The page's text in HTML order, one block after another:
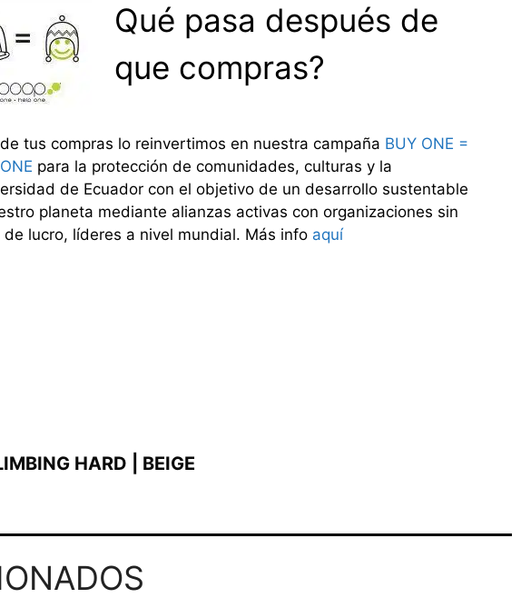
Qué pasa después de
que compras?
tus compras lo reinvertimos en nuestra campaña BUY ONE =
para la protección de comunidades, culturas y la
de Ecuador con el objetivo de un desarrollo sustentable
planeta mediante alianzas activas con organizaciones sin
de lucro, líderes a nivel mundial. Más info aquí
HARD | BEIGE